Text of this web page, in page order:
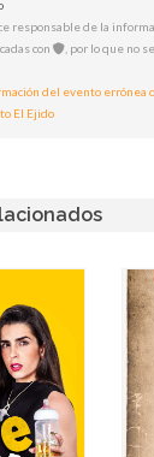
responsable de la
con
, por lo que no
del evento errónea o
El Ejido